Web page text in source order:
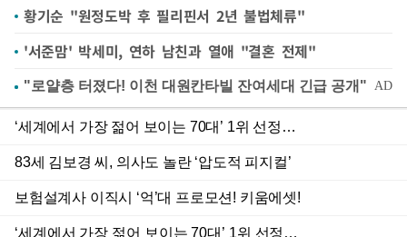
황기순 "원정도박 후 필리핀서 2년 불법체류"
'서준맘' 박세미, 연하 남친과 열애 "결혼 전제"